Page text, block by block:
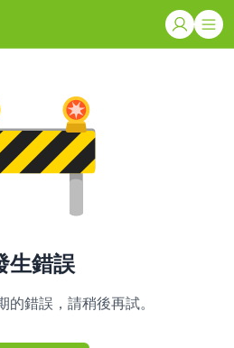
生錯誤
的錯誤，請稍後再試。